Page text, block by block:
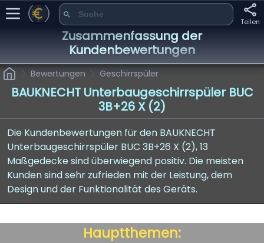
Teilen
Zusammenfassung der
Kundenbewertungen
Bewertungen Geschirrspüler
BAUKNECHT Unterbaugeschirrspüler BUC
3B+26 X (2)
Die Kundenbewertungen für den BAUKNECHT
Unterbaugeschirrspüler BUC 3B+26 X (2), 13
Maßgedecke sind überwiegend positiv. Die meisten
Kunden sind sehr zufrieden mit der Leistung, dem
Design und der Funktionalität des Geräts.
Hauptthemen: